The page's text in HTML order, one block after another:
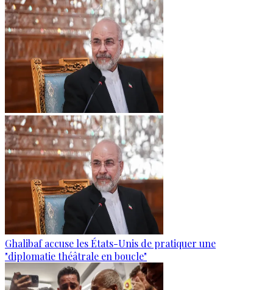
Ghalibaf accuse les États-Unis de pratiquer une
"diplomatie théâtrale en boucle"